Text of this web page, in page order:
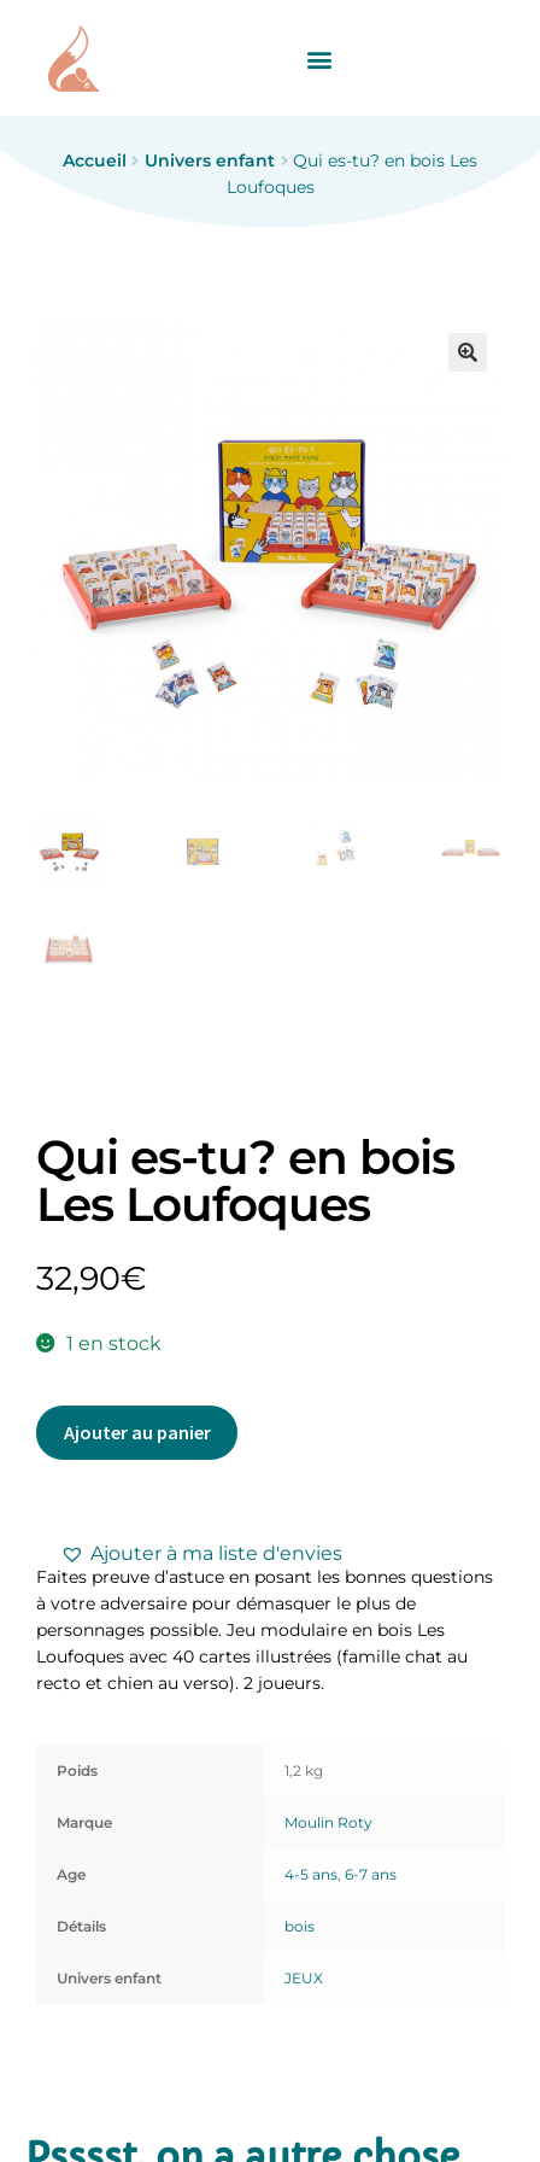
Accueil Univers enfant
Qui es-tu? en bois Les
Loufoques
Qui es-tu? en bois
Les Loufoques
32,90€
1 en stock
Ajouter au panier
Ajouter à ma liste d'envies
Faites preuve d’astuce en posant les bonnes questions
à votre adversaire pour démasquer le plus de
personnages possible. Jeu modulaire en bois Les
Loufoques avec 40 cartes illustrées (famille chat au
recto et chien au verso). 2 joueurs.
Poids 1,2 kg
Marque Moulin Roty
Age 4-5 ans, 6-7 ans
Détails bois
Univers enfant JEUX